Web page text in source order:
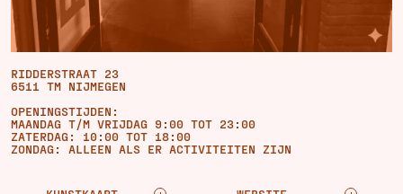
RIDDERSTRAAT 23
6511 TM NIJMEGEN
OPENINGSTIJDEN:
MAANDAG T/M VRIJDAG 9:00 TOT 23:00
ZATERDAG: 10:00 TOT 18:00
ZONDAG: ALLEEN ALS ER ACTIVITEITEN ZIJN